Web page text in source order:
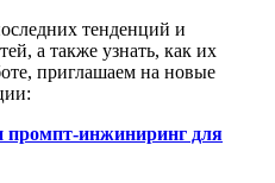
тенденций и
а также узнать, как их
приглашаем на новые
промпт-инжиниринг для